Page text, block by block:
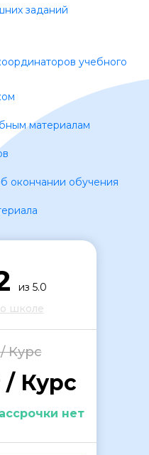
заданий
учебного
материалам
окончании обучения
из 5.0
школе
Курс
/ Курс
нет